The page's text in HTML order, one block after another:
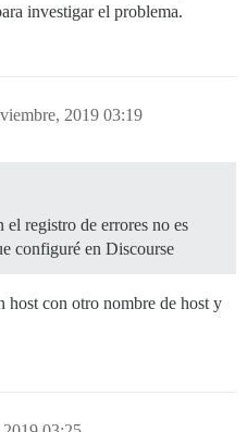
investigar el problema.
2019 03:19
registro de errores no es
configuré en Discourse
host con otro nombre de host y